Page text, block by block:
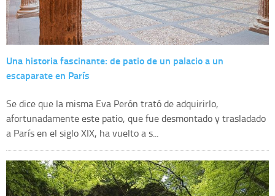
Una historia fascinante: de patio de un palacio a un
escaparate en París
Se dice que la misma Eva Perón trató de adquirirlo,
afortunadamente este patio, que fue desmontado y trasladado
a París en el siglo XIX, ha vuelto a s...